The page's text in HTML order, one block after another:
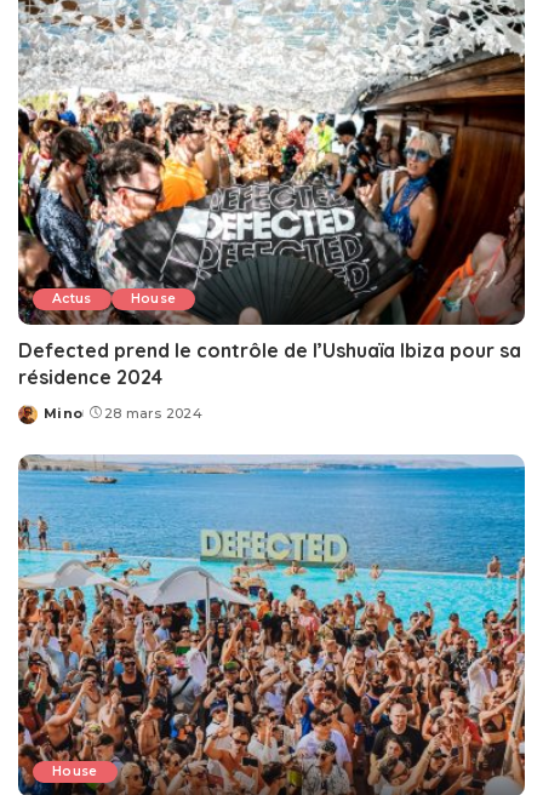
Actus House
Defected prend le contrôle de l’Ushuaïa Ibiza pour sa
résidence 2024
Posted
Mino 28 mars 2024
House